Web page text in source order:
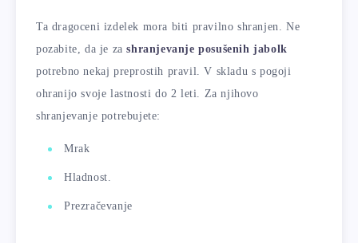
Ta dragoceni izdelek mora biti pravilno shranjen. Ne
pozabite, da je zashranjevanje posušenih jabolk
potrebno nekaj preprostih pravil. V skladu s pogoji
ohranijo svoje lastnosti do 2 leti. Za njihovo
shranjevanje potrebujete:
Mrak
Hladnost.
Prezračevanje